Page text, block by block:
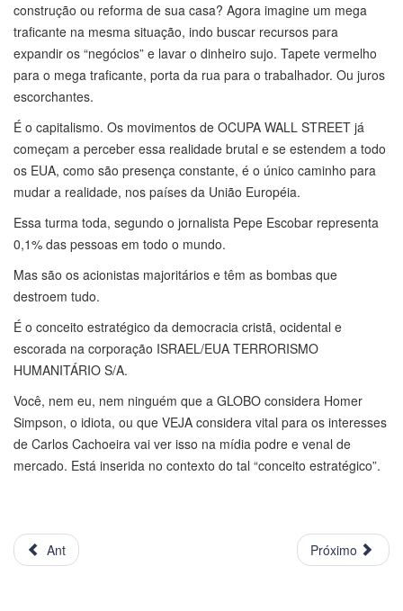
construção ou reforma de sua casa? Agora imagine um mega
traficante na mesma situação, indo buscar recursos para
expandir os “negócios” e lavar o dinheiro sujo. Tapete vermelho
para o mega traficante, porta da rua para o trabalhador. Ou juros
escorchantes.
É o capitalismo. Os movimentos de OCUPA WALL STREET já
começam a perceber essa realidade brutal e se estendem a todo
os EUA, como são presença constante, é o único caminho para
mudar a realidade, nos países da União Européia.
Essa turma toda, segundo o jornalista Pepe Escobar representa
0,1% das pessoas em todo o mundo.
Mas são os acionistas majoritários e têm as bombas que
destroem tudo.
É o conceito estratégico da democracia cristã, ocidental e
escorada na corporação ISRAEL/EUA TERRORISMO
HUMANITÁRIO S/A.
Você, nem eu, nem ninguém que a GLOBO considera Homer
Simpson, o idiota, ou que VEJA considera vital para os interesses
de Carlos Cachoeira vai ver isso na mídia podre e venal de
mercado. Está inserida no contexto do tal “conceito estratégico”.
Ant Próximo